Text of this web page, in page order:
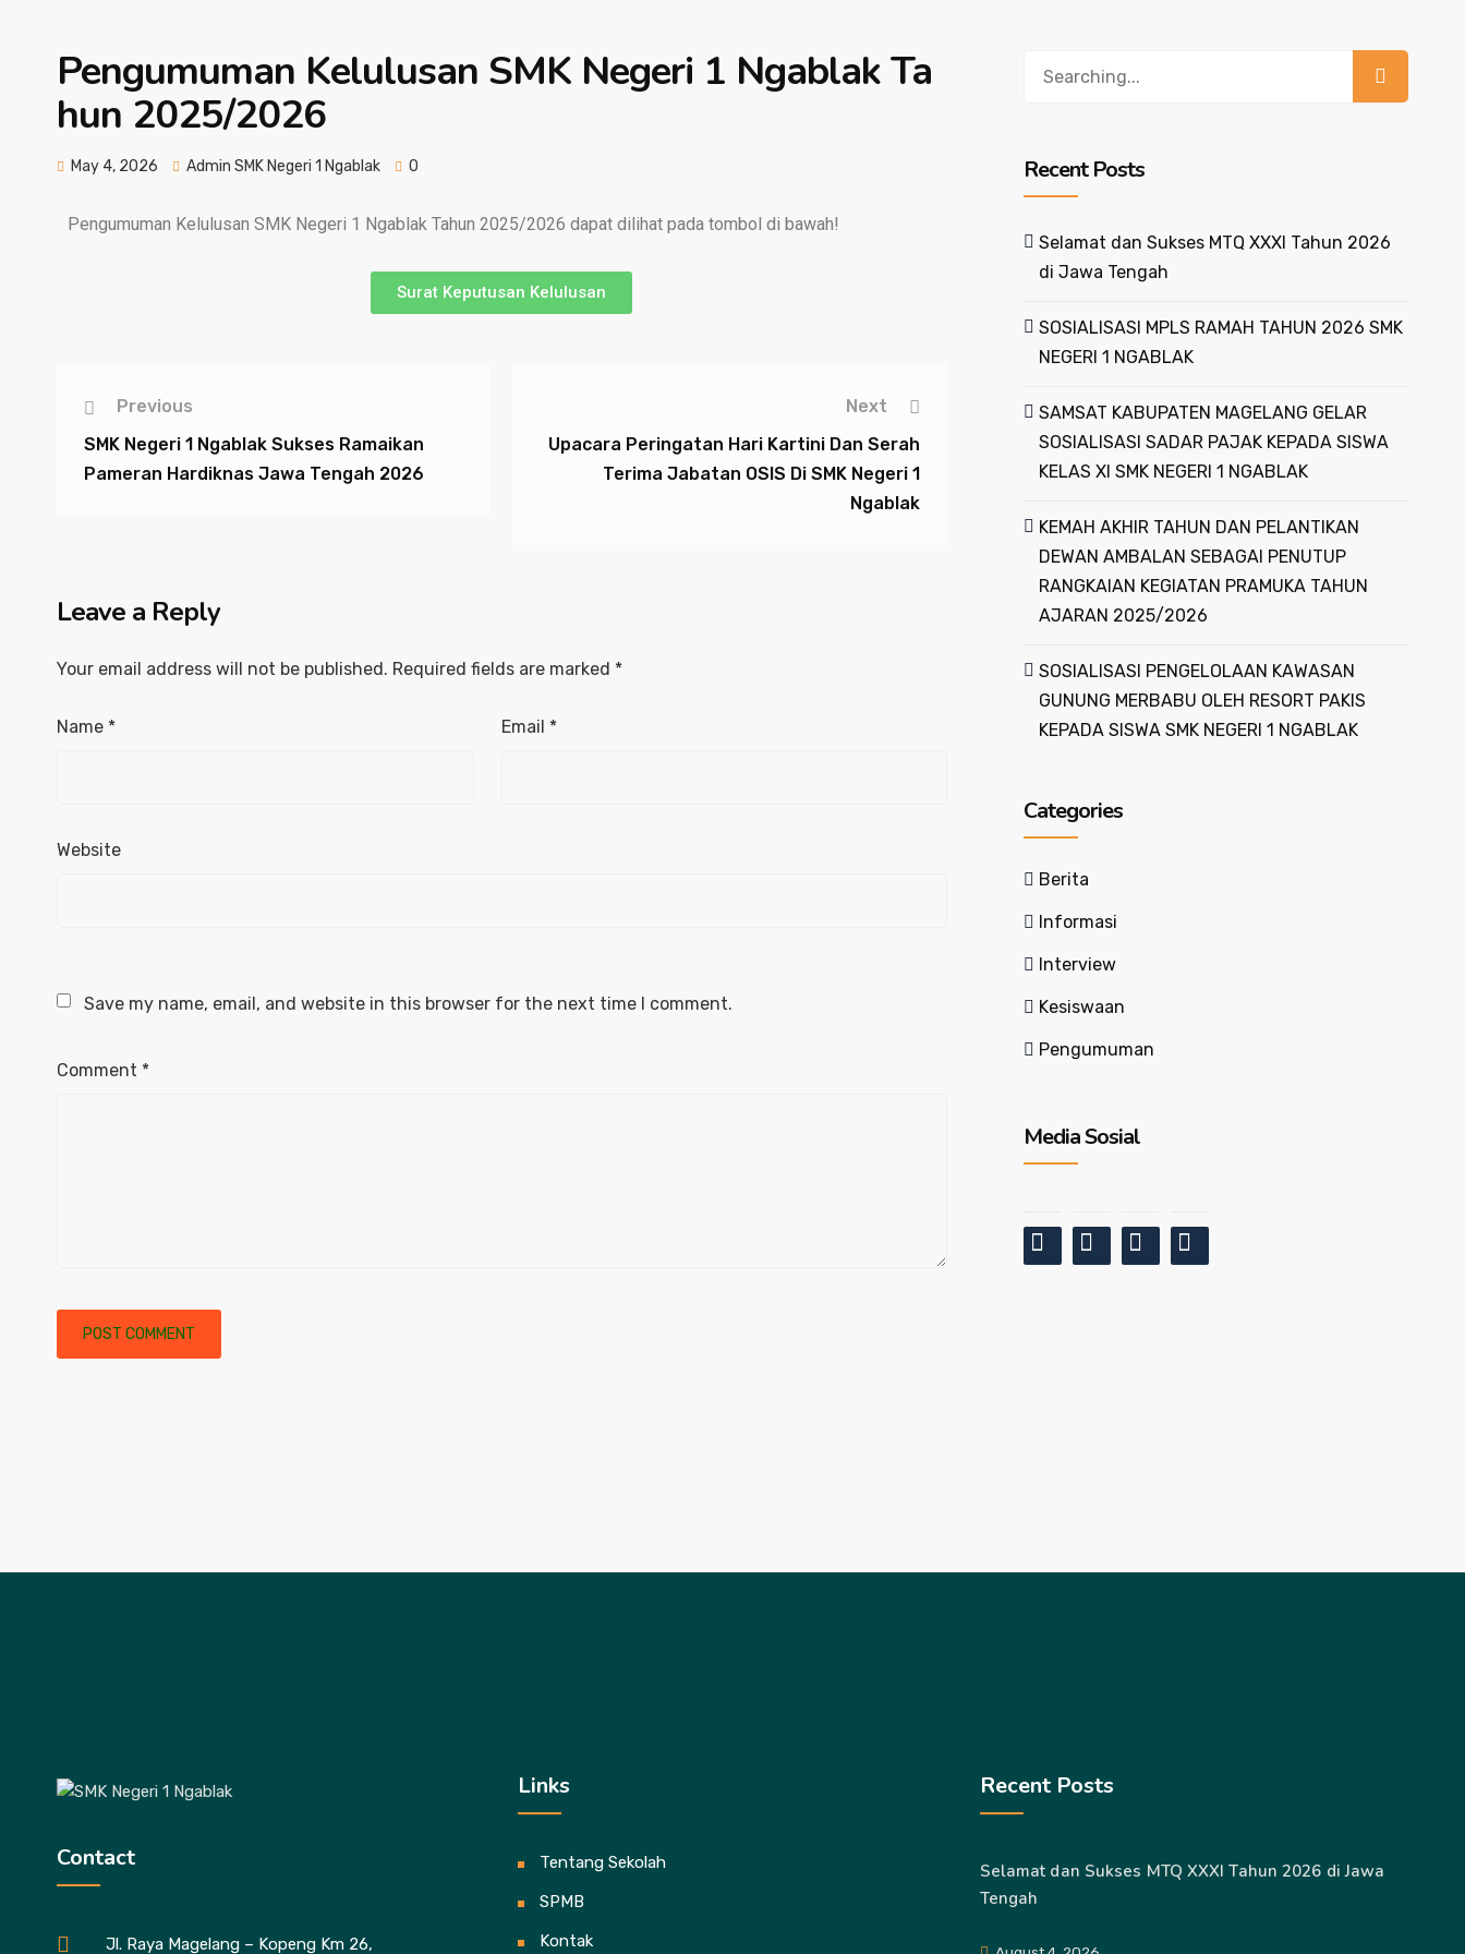
Pengumuman Kelulusan SMK Negeri 1 Ngablak Ta
hun 2025/2026
May 4, 2026 Admin SMK Negeri 1 Ngablak 0
Pengumuman Kelulusan SMK Negeri 1 Ngablak Tahun 2025/2026 dapat dilihat pada tombol di bawah!
Surat Keputusan Kelulusan
Previous
SMK Negeri 1 Ngablak Sukses Ramaikan
Pameran Hardiknas Jawa Tengah 2026
Next
Upacara Peringatan Hari Kartini Dan Serah
Terima Jabatan OSIS Di SMK Negeri 1
Ngablak
Leave a Reply
Your email address will not be published. Required fields are marked *
Name * Email *
Website
Save my name, email, and website in this browser for the next time I comment.
Comment *
Recent Posts
Selamat dan Sukses MTQ XXXI Tahun 2026
di Jawa Tengah
SOSIALISASI MPLS RAMAH TAHUN 2026 SMK
NEGERI 1 NGABLAK
SAMSAT KABUPATEN MAGELANG GELAR
SOSIALISASI SADAR PAJAK KEPADA SISWA
KELAS XI SMK NEGERI 1 NGABLAK
KEMAH AKHIR TAHUN DAN PELANTIKAN
DEWAN AMBALAN SEBAGAI PENUTUP
RANGKAIAN KEGIATAN PRAMUKA TAHUN
AJARAN 2025/2026
SOSIALISASI PENGELOLAAN KAWASAN
GUNUNG MERBABU OLEH RESORT PAKIS
KEPADA SISWA SMK NEGERI 1 NGABLAK
Categories
Berita
Informasi
Interview
Kesiswaan
Pengumuman
Media Sosial
Contact
Jl. Raya Magelang – Kopeng Km 26,
Links
Tentang Sekolah
SPMB
Kontak
Recent Posts
Selamat dan Sukses MTQ XXXI Tahun 2026 di Jawa
Tengah